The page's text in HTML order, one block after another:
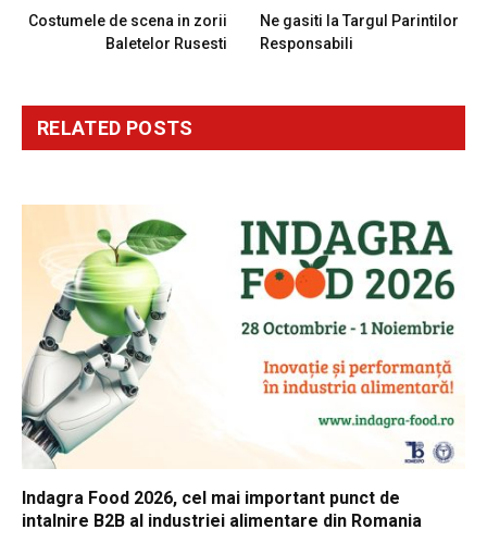
Costumele de scena in zorii
Baletelor Rusesti
Ne gasiti la Targul Parintilor
Responsabili
RELATED POSTS
Indagra Food 2026, cel mai important punct de
intalnire B2B al industriei alimentare din Romania